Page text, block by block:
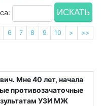
6 7 8 9 10 > >>
Мне 40 лет, начала
противозачаточные
УЗИ МЖ